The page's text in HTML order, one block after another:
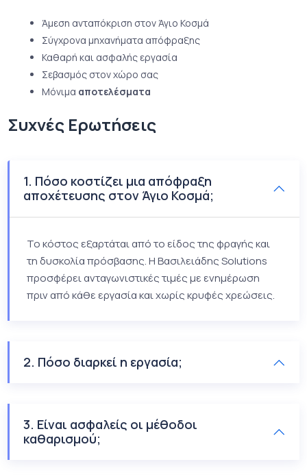
Άμεση ανταπόκριση στον Άγιο Κοσμά
Σύγχρονα μηχανήματα απόφραξης
Καθαρή και ασφαλής εργασία
Σεβασμός στον χώρο σας
Μόνιμα αποτελέσματα
Συχνές Ερωτήσεις
1. Πόσο κοστίζει μια απόφραξη
αποχέτευσης στον Άγιο Κοσμά;
Το κόστος εξαρτάται από το είδος της φραγής και
τη δυσκολία πρόσβασης. Η Βασιλειάδης Solutions
προσφέρει ανταγωνιστικές τιμές με ενημέρωση
πριν από κάθε εργασία και χωρίς κρυφές χρεώσεις.
2. Πόσο διαρκεί η εργασία;
3. Είναι ασφαλείς οι μέθοδοι
καθαρισμού;